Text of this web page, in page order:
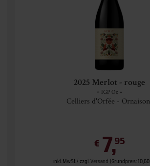
2025 Merlot - rouge
» IGP Oc «
Celliers d'Orfée -
€ 7,95
inkl. MwSt. / zzgl.Versand (Grundpreis: